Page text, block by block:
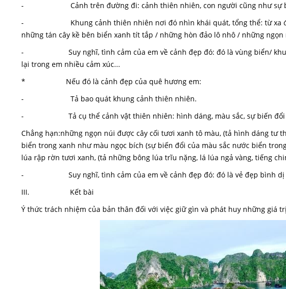
- Cảnh trên đường đi: cảnh thiên nhiên, con người cũng như sự
- Khung cảnh thiên nhiên nơi đó nhìn khái quát, tổng thể: từ xa đã
những tán cây kề bên biển xanh tít tắp / những hòn đảo lô nhô / những ngọn
- Suy nghĩ, tình cảm của em về cảnh đẹp đó: đó là vùng biển/ khu
lại trong em nhiều cảm xúc...
* Nếu đó là cảnh đẹp của quê hương em:
- Tả bao quát khung cảnh thiên nhiên.
- Tả cụ thể cảnh vật thiên nhiên: hình dáng, màu sắc, sự biến đổi
Chẳng hạn:những ngọn núi được cây cối tươi xanh tô màu, (tả hình dáng tư
biển trong xanh như màu ngọc bích (sự biến đổi của màu sắc nước biển
lúa rập rờn tươi xanh, (tả những bông lúa trĩu nặng, lá lúa ngả vàng, tiếng
- Suy nghĩ, tình cảm của em về cảnh đẹp đó: đó là vẻ đẹp bình dị
III. Kết bài
Ý thức trách nhiệm của bản thân đối với việc giữ gìn và phát huy những giá